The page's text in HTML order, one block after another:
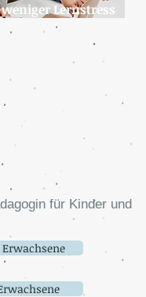
Lernstress
für Kinder und
Erwachsene